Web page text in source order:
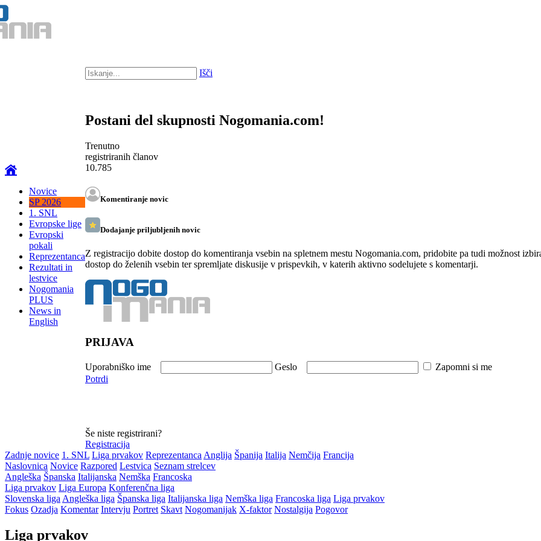
Novice
SP 2026
1. SNL
Evropske lige
Evropski
pokali
Reprezentanca
Rezultati in
lestvice
Nogomania
PLUS
News in
English
Išči
Postani del skupnosti Nogomania.com!
Trenutno
registriranih članov
10.785
Komentiranje novic
Dodajanje priljubljenih novic
Z registracijo dobite dostop do komentiranja vsebin na spletnem mestu Nogomania.com, pridobite pa tudi možnost
dostop do želenih vsebin ter spremljate diskusije v prispevkih, v katerih aktivno sodelujete s komentarji.
PRIJAVA
Uporabniško ime Geslo Zapomni si me
Potrdi
Še niste registrirani?
Registracija
Zadnje novice 1. SNL Liga prvakov Reprezentanca Anglija Španija Italija Nemčija Francija
Naslovnica Novice Razpored Lestvica Seznam strelcev
Angleška Španska Italijanska Nemška Francoska
Liga prvakov Liga Europa Konferenčna liga
Slovenska liga Angleška liga Španska liga Italijanska liga Nemška liga Francoska liga Liga prvakov
Fokus Ozadja Komentar Intervju Portret Skavt Nogomanijak X-faktor Nostalgija Pogovor
Liga prvakov